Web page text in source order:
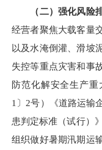
（二）强化风险
经营者聚焦大载客量
以及水淹倒灌、滑坡
失控等重点灾害和事
防范化解安全生产
1〕2号）《道路运输
患判定标准（试行）
组织做好暑期汛期运